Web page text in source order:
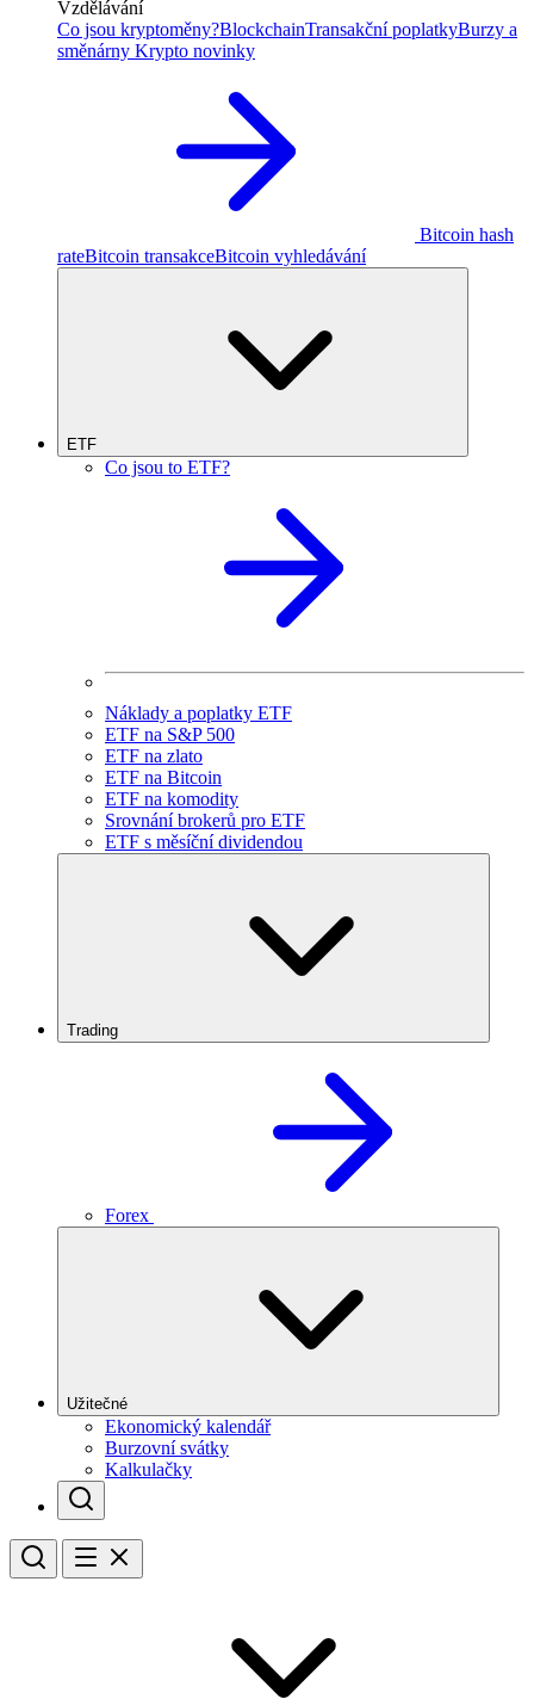
Vzdělávání
Co jsou kryptoměny?BlockchainTransakční poplatkyBurzy a
směnárny Krypto novinky
Bitcoin hash
rateBitcoin transakceBitcoin vyhledávání
ETF
Co jsou to ETF?
Náklady a poplatky ETF
ETF na S&P 500
ETF na zlato
ETF na Bitcoin
ETF na komodity
Srovnání brokerů pro ETF
ETF s měsíční dividendou
Trading
Forex
Užitečné
Ekonomický kalendář
Burzovní svátky
Kalkulačky